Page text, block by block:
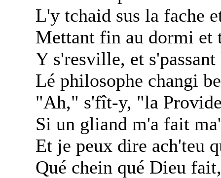
L'y tchaid sus la fache
Mettant fin au dormi et
Y s'resville, et
Lé philosophe changi
"Ah," s'fît-y, "la
Si un gliand m'a fait
Et je peux dire ach'teu
Qué chein qué Dieu